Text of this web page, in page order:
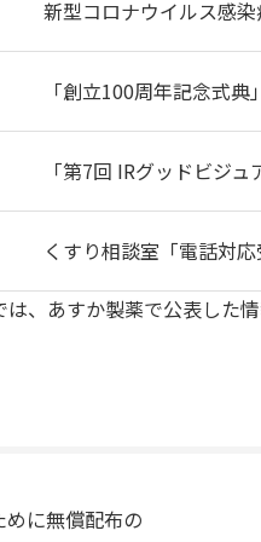
新型コロナウイルス感
「創立100周年記念式
「第7回 IRグッドビジ
くすり相談室「電話対
、あすか製薬で公表した
めに無償配布の